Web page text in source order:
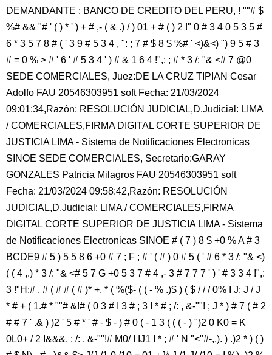
DEMANDANTE : BANCO DE CREDITO DEL PERU, ! ""# $
%# && "# ' ( ) * ' ) + # ,- ( & .) / ) 01 + # ( ) 2 !" 0 # 3 4 0 5 3 5 #
6 * 3 5 7 8 # ( ' 3 9 # 5 3 4 , ": ; 7 # $ 8 $ %# ' <)&<) ") 9 5 # 3
# = 0 % > # ' 6 ' # 5 3 4 ' ) # & 1 6 4 !",: ; # * 3 /: "& <# 7 @0
SEDE COMERCIALES, Juez:DE LA CRUZ TIPIAN Cesar
Adolfo FAU 20546303951 soft Fecha: 21/03/2024
09:01:34,Razón: RESOLUCIÓN JUDICIAL,D.Judicial: LIMA
/ COMERCIALES,FIRMA DIGITAL CORTE SUPERIOR DE
JUSTICIA LIMA - Sistema de Notificaciones Electronicas
SINOE SEDE COMERCIALES, Secretario:GARAY
GONZALES Patricia Milagros FAU 20546303951 soft
Fecha: 21/03/2024 09:58:42,Razón: RESOLUCIÓN
JUDICIAL,D.Judicial: LIMA / COMERCIALES,FIRMA
DIGITAL CORTE SUPERIOR DE JUSTICIA LIMA - Sistema
de Notificaciones Electronicas SINOE # ( 7 ) 8 $ +0 % A # 3
BCDE9 # 5 ) 5 5 8 6 +0 # 7 ; F ; # ' ( # ) 0 # 5 ( ' # 6 * 3 /: "& <)
( ( 4 ,.) * 3 /: "& <# 5 7 G +0 5 3 7 # 4 ,- 3 # 7 7 7 ' ) ' # 3 3 4 !",:
3 !"H:# , # ( # # ( # )* +, * ( %($- ( ( - % .)$ ) ( $ / / / 0% I J; J / J
* # + ( 1.# * ""# &!# ( 0 3 # I 3 # ; 3 I * # ; /: , &-""! ; J * ) # 7 ( # 2
# # 7 ' .& ) )2 ' 5 # * ' # - $ - ) # 0 ( - 1 3 ( ( ( - ) ")2 0 K0 = K
0L0+ / 2 I&&&, ; /: , &-""!# M0/ I IJ1 I * ; # ' N "<"#-,,). ) .)2 * ) ( )